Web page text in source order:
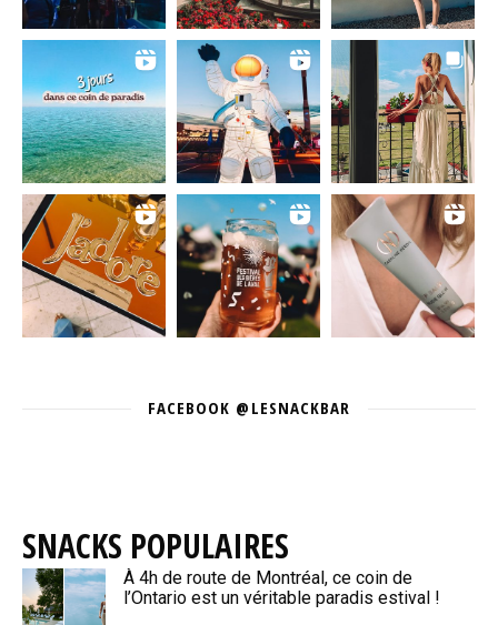
FACEBOOK @LESNACKBAR
SNACKS POPULAIRES
À 4h de route de Montréal, ce coin de
l’Ontario est un véritable paradis estival !